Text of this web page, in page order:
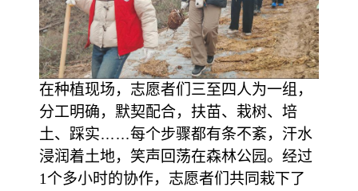
在种植现场，志愿者们三至四人为一组，
分工明确，默契配合，扶苗、栽树、培
土、踩实……每个步骤都有条不紊，汗水
浸润着土地，笑声回荡在森林公园。经过
1个多小时的协作，志愿者们共同栽下了